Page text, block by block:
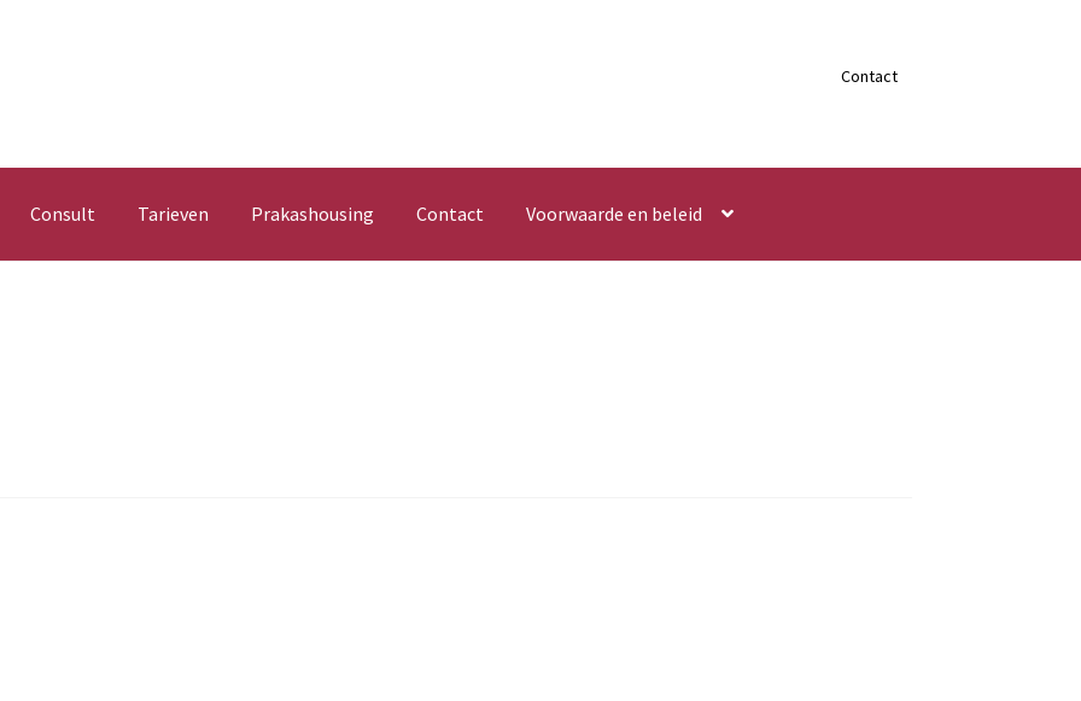
Contact
Consult Tarieven Prakashousing Contact Voorwaarde en beleid